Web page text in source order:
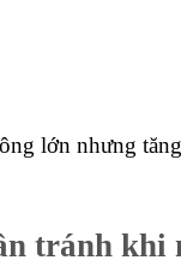
lớn nhưng
tránh khi